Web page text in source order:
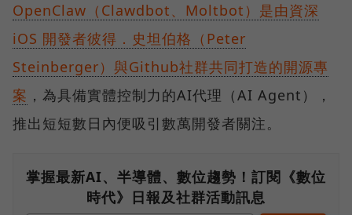
OpenClaw（Clawdbot、Moltbot）是由資深
iOS 開發者彼得．史坦伯格（Peter
Steinberger）與Github社群共同打造的開源專
案 ，為具備實體控制力的AI代理（AI Agent），
推出短短數日內便吸引數萬開發者關注。
掌握最新AI、半導體、數位趨勢！訂閱《數位
時代》日報及社群活動訊息